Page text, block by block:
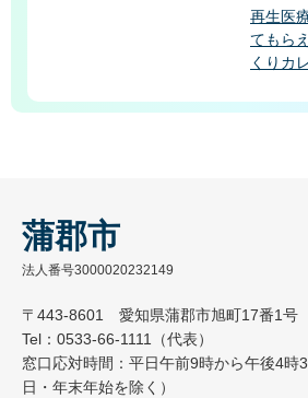
再生医
てもら
くりカ
蒲郡市
法人番号3000020232149
〒443-8601 愛知県蒲郡市旭町17番1号
Tel：0533-66-1111（代表）
窓口応対時間：平日午前9時から午後4時
日・年末年始を除く）